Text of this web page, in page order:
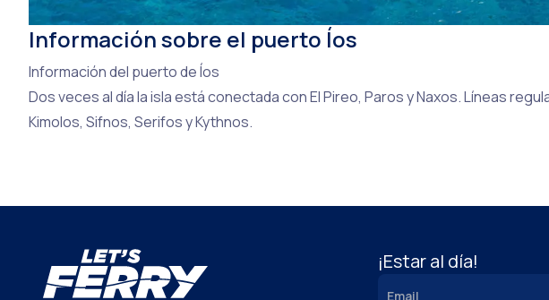
Información sobre el puerto Íos
Información del puerto de Íos
Dos veces al día la isla está conectada con El Pireo, Paros y Naxos. Líneas
Kimolos, Sifnos, Serifos y Kythnos.
¡Estar al día!